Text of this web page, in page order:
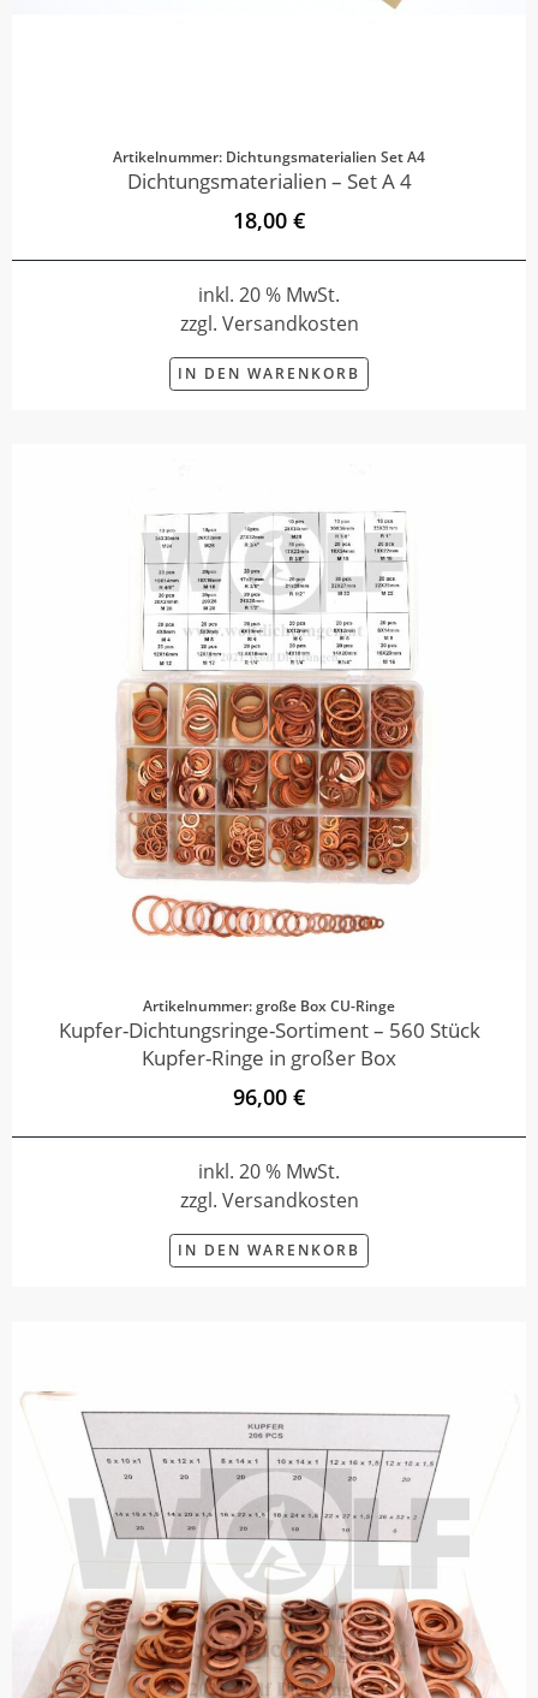
Artikelnummer: Dichtungsmaterialien Set A4
Dichtungsmaterialien – Set A 4
18,00 €
inkl. 20 % MwSt.
zzgl. Versandkosten
IN DEN WARENKORB
Artikelnummer: große Box CU-Ringe
Kupfer-Dichtungsringe-Sortiment – 560 Stück
Kupfer-Ringe in großer Box
96,00 €
inkl. 20 % MwSt.
zzgl. Versandkosten
IN DEN WARENKORB